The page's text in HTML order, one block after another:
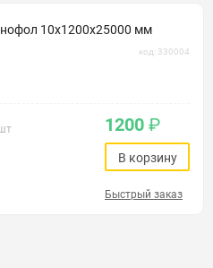
10х1200х25000 мм
код: 330004
1200 ₽
В корзину
Быстрый заказ